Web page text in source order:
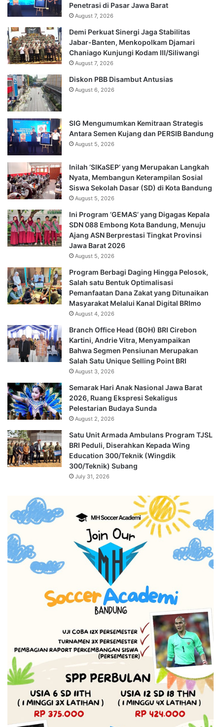
Penetrasi di Pasar Jawa Barat
August 7, 2026
Demi Perkuat Sinergi Jaga Stabilitas
Jabar-Banten, Menkopolkam Djamari
Chaniago Kunjungi Kodam III/Siliwangi
August 7, 2026
Diskon PBB Disambut Antusias
August 6, 2026
SIG Mengumumkan Kemitraan Strategis
Antara Semen Kujang dan PERSIB Bandung
August 5, 2026
Inilah ‘SIKaSEP’ yang Merupakan Langkah
Nyata, Membangun Keterampilan Sosial
Siswa Sekolah Dasar (SD) di Kota Bandung
August 5, 2026
Ini Program ‘GEMAS’ yang Digagas Kepala
SDN 088 Embong Kota Bandung, Menuju
Ajang ASN Berprestasi Tingkat Provinsi
Jawa Barat 2026
August 5, 2026
Program Berbagi Daging Hingga Pelosok,
Salah satu Bentuk Optimalisasi
Pemanfaatan Dana Zakat yang Ditunaikan
Masyarakat Melalui Kanal Digital BRImo
August 4, 2026
Branch Office Head (BOH) BRI Cirebon
Kartini, Andrie Vitra, Menyampaikan
Bahwa Segmen Pensiunan Merupakan
Salah Satu Unique Selling Point BRI
August 3, 2026
Semarak Hari Anak Nasional Jawa Barat
2026, Ruang Ekspresi Sekaligus
Pelestarian Budaya Sunda
August 2, 2026
Satu Unit Armada Ambulans Program TJSL
BRI Peduli, Diserahkan Kepada Wing
Education 300/Teknik (Wingdik
300/Teknik) Subang
July 31, 2026